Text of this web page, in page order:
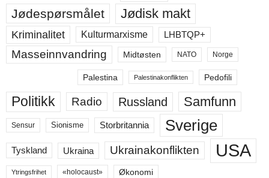
Jødespørsmålet Jødisk makt
Kriminalitet Kulturmarxisme LHBTQP+
Masseinnvandring Midtøsten NATO Norge
Palestina Palestinakonflikten Pedofili
Politikk Radio Russland Samfunn
Sensur Sionisme Storbritannia Sverige
Tyskland Ukraina Ukrainakonflikten USA
Ytringsfrihet «holocaust» Økonomi